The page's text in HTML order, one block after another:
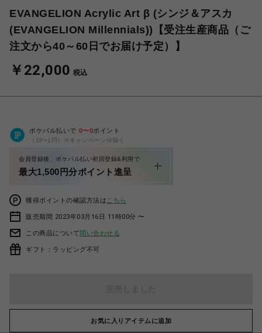
EVANGELION Acrylic Art β (シンジ＆アスカ
(EVANGELION Millennials))【受注生産商品（ご
注文から40～60日でお届け予定）】
￥22,000 税込
ポケパル払いで 0〜0ポイント
（1P=1円）※キャンペーン分除く
会員登録後、ポケパル払い初回登録&利用で
最大1,500円分ポイント進呈
獲得ポイントの確認方法は こちら
販売期間 2023年03月16日 11時00分 〜
この商品について問い合わせる
ギフト：ラッピング不可
お気に入りアイテムに追加